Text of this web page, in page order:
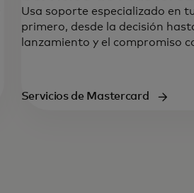
Usa soporte especializado en
primero, desde la decisión
lanzamiento y el compromiso
Servicios de Mastercard